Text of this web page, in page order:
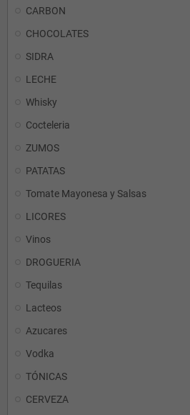
CARBON
CHOCOLATES
SIDRA
LECHE
Whisky
Cocteleria
ZUMOS
PATATAS
Tomate Mayonesa y Salsas
LICORES
Vinos
DROGUERIA
Tequilas
Lacteos
Azucares
Vodka
TÓNICAS
CERVEZA